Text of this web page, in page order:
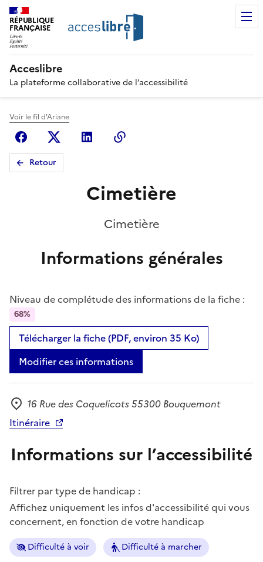
RÉPUBLIQUE
FRANÇAISE
Acceslibre
La plateforme collaborative de l’accessibilité
Voir le fil d'Ariane
FacebookX (anciennement Twitter)
Linkedin
Retour
Cimetière
Cimetière
Informations générales
Niveau de complétude des informations de la fiche :
68%
Télécharger la fiche (PDF, environ 35 Ko)
Modifier ces informations
Adresse
16 Rue des Coquelicots 55300 Bouquemont
Itinéraire
Informations sur l’accessibilité
Filtrer par type de handicap :
Affichez uniquement les infos d'accessibilité qui vous
concernent, en fonction de votre handicap
Difficulté à voir Difficulté à marcher